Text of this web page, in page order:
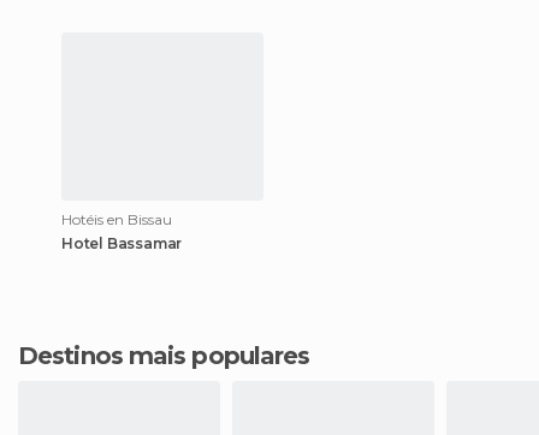
Hotéis en Bissau
Hotel Bassamar
Destinos mais populares